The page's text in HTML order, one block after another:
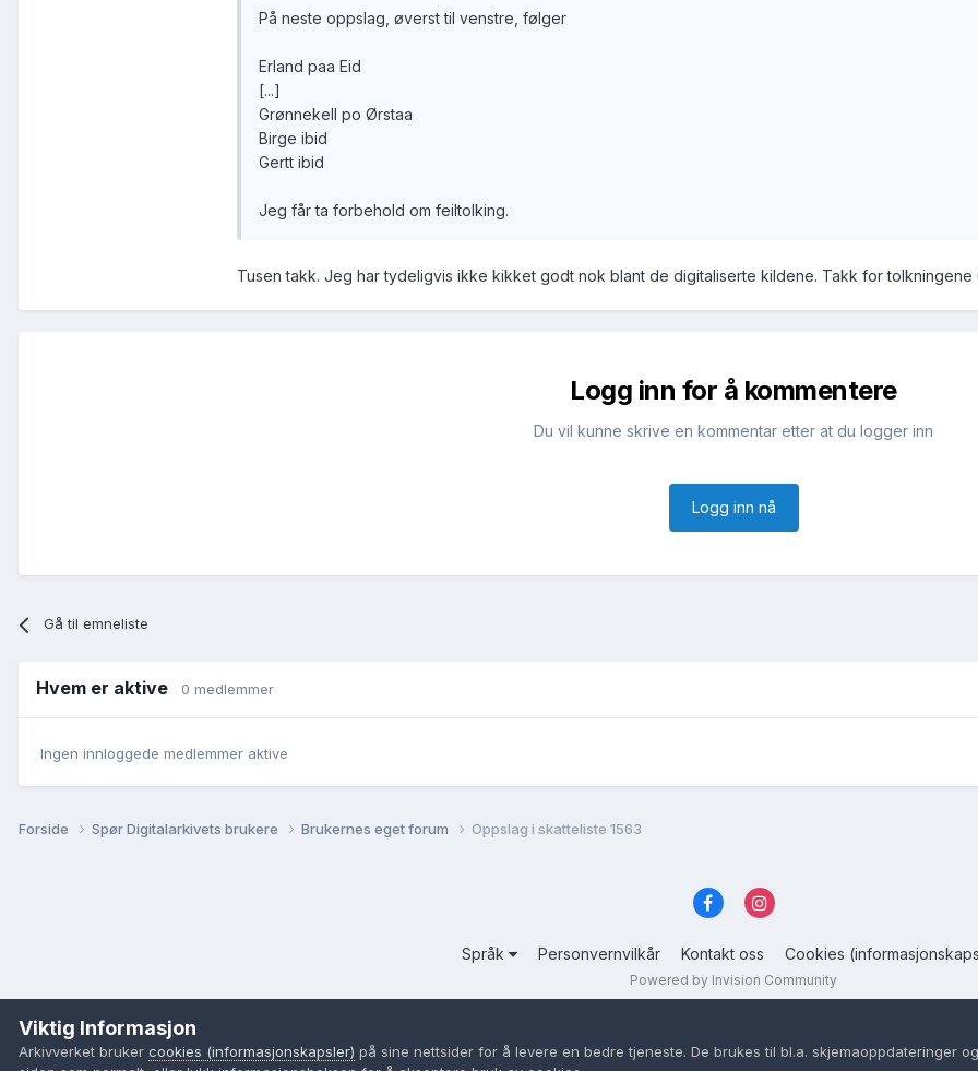
På neste oppslag, øverst til venstre, følger
Erland paa Eid
[...]
Grønnekell po Ørstaa
Birge ibid
Gertt ibid
Jeg får ta forbehold om feiltolking.
Tusen takk. Jeg har tydeligvis ikke kikket godt nok blant de digitaliserte kildene. Takk for tolkningene
Logg inn for å kommentere
Du vil kunne skrive en kommentar etter at du logger inn
Logg inn nå
Gå til emneliste
Hvem er aktive 0 medlemmer
Ingen innloggede medlemmer aktive
Forside Spør Digitalarkivets brukere Brukernes eget forum Oppslag i skatteliste 1563
Språk Personvernvilkår Kontakt oss Cookies
Powered by Invision Community
Viktig Informasjon
Arkivverket bruker cookies (informasjonskapsler) på sine nettsider for å levere en bedre tjeneste. De brukes til bl.a. skjemaoppdateringer